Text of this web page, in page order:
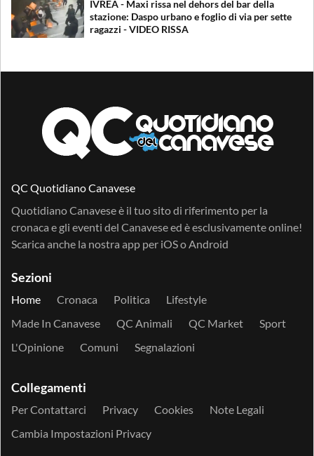
IVREA - Maxi rissa nel dehors del bar della
stazione: Daspo urbano e foglio di via per sette
ragazzi - VIDEO RISSA
QC Quotidiano Canavese
Quotidiano Canavese è il tuo sito di riferimento per la
cronaca e gli eventi del Canavese ed è esclusivamente online!
Scarica anche la nostra app per iOSo Android
Sezioni
Home Cronaca Politica
Lifestyle
Made In Canavese
QC Animali QC Market
Sport
L'Opinione
Comuni Segnalazioni
Collegamenti
Per Contattarci Privacy Cookies
Note Legali
Cambia Impostazioni Privacy